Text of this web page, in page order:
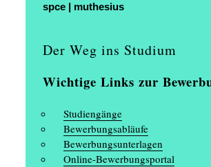
spce | muthesius
Der Weg ins Studium
Wichtige Links zur
Studiengänge
Bewerbungsabläufe
Bewerbungsunterlagen
Online-Bewerbungsportal